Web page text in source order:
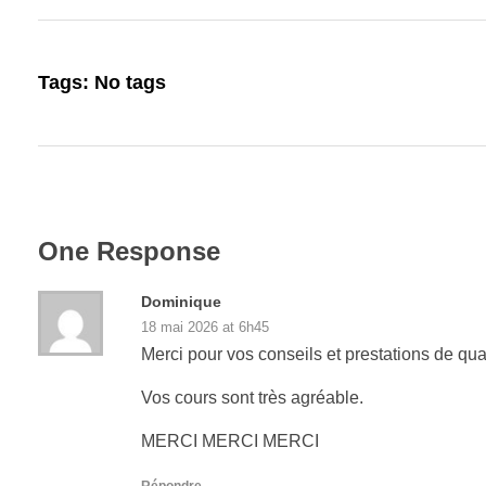
Tags: No tags
One Response
Dominique
18 mai 2026 at 6h45
Merci pour vos conseils et prestations de
Vos cours sont très agréable.
MERCI MERCI MERCI